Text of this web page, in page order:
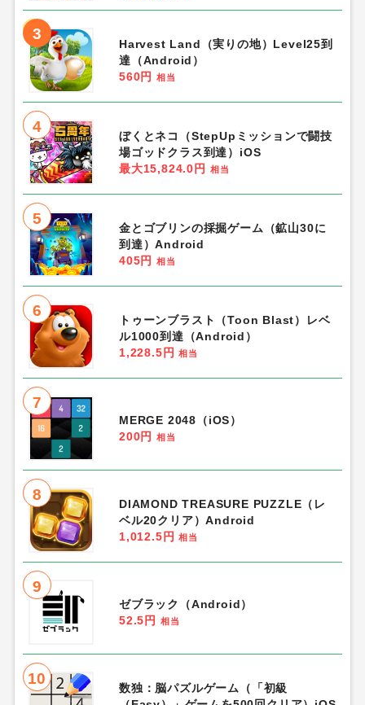
3
Harvest Land（実りの地）Level25到
達（Android）
560円
相当
4
ぼくとネコ（StepUpミッションで闘技
場ゴッドクラス到達）iOS
最大15,824.0円
相当
5
金とゴブリンの採掘ゲーム（鉱山30に
到達）Android
405円
相当
6
トゥーンブラスト（Toon Blast）レベ
ル1000到達（Android）
1,228.5円
相当
7
MERGE 2048（iOS）
200円
相当
8
DIAMOND TREASURE PUZZLE（レ
ベル20クリア）Android
1,012.5円
相当
9
ゼブラック（Android）
52.5円
相当
10
数独：脳パズルゲーム（「初級